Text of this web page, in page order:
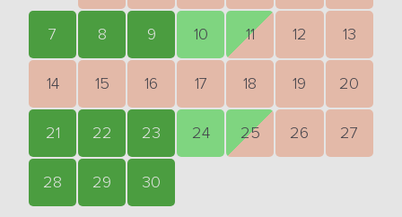
7 8 9 10 11 12 13
14 15 16 17 18 19 20
21 22 23 24 25 26 27
28 29 30